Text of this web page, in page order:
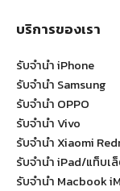
บริการของเรา
รับจำนำ iPhone
รับจำนำ Samsung
รับจำนำ OPPO
รับจำนำ Vivo
รับจำนำ Xiaomi
รับจำนำ iPad/แท็บเ
รับจำนำ Macbook